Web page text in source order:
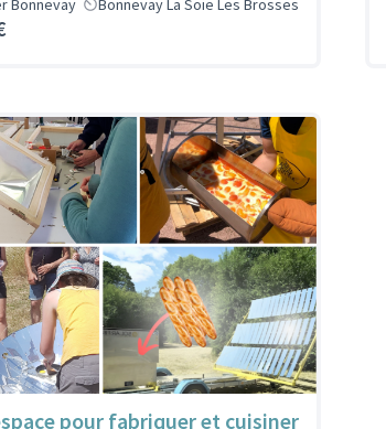
Bonnevay Bonnevay La Soie Les Brosses
pour fabriquer et cuisiner